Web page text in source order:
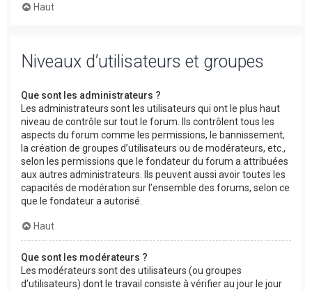
Haut
Niveaux d’utilisateurs et groupes
Que sont les administrateurs ?
Les administrateurs sont les utilisateurs qui ont le plus haut
niveau de contrôle sur tout le forum. Ils contrôlent tous les
aspects du forum comme les permissions, le bannissement,
la création de groupes d’utilisateurs ou de modérateurs, etc.,
selon les permissions que le fondateur du forum a attribuées
aux autres administrateurs. Ils peuvent aussi avoir toutes les
capacités de modération sur l’ensemble des forums, selon ce
que le fondateur a autorisé.
Haut
Que sont les modérateurs ?
Les modérateurs sont des utilisateurs (ou groupes
d’utilisateurs) dont le travail consiste à vérifier au jour le jour